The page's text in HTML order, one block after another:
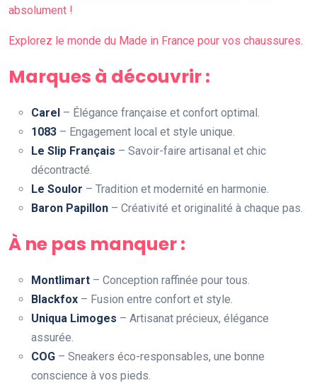
absolument !
Explorez le monde du Made in France pour vos chaussures.
Marques à découvrir :
Carel – Élégance française et confort optimal.
1083 – Engagement local et style unique.
Le Slip Français – Savoir-faire artisanal et chic
décontracté.
Le Soulor – Tradition et modernité en harmonie.
Baron Papillon – Créativité et originalité à chaque pas.
À ne pas manquer :
Montlimart – Conception raffinée pour tous.
Blackfox – Fusion entre confort et style.
Uniqua Limoges – Artisanat précieux, élégance
assurée.
COG – Sneakers éco-responsables, une bonne
conscience à vos pieds.